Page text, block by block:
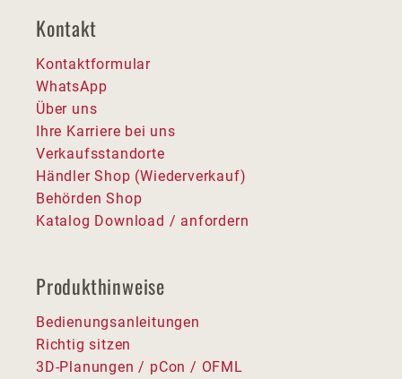
Kontakt
Kontaktformular
WhatsApp
Über uns
Ihre Karriere bei uns
Verkaufsstandorte
Händler Shop (Wiederverkauf)
Behörden Shop
Katalog Download / anfordern
Produkthinweise
Bedienungsanleitungen
Richtig sitzen
3D-Planungen / pCon / OFML